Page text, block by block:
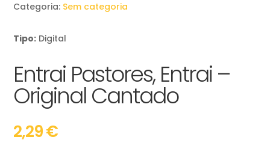
Categoria: Sem categoria
Tipo: Digital
Entrai Pastores, Entrai –
Original Cantado
2,29€